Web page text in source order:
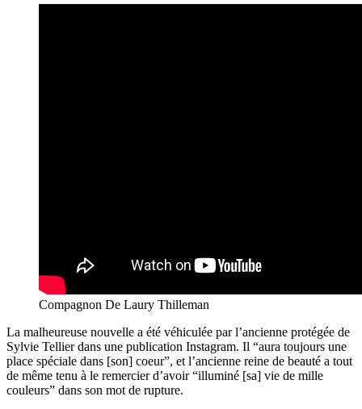
Compagnon De Laury Thilleman
La malheureuse nouvelle a été véhiculée par l’ancienne protégée de
Sylvie Tellier dans une publication Instagram. Il “aura toujours une
place spéciale dans [son] coeur”, et l’ancienne reine de beauté a tout
de même tenu à le remercier d’avoir “illuminé [sa] vie de mille
couleurs” dans son mot de rupture.